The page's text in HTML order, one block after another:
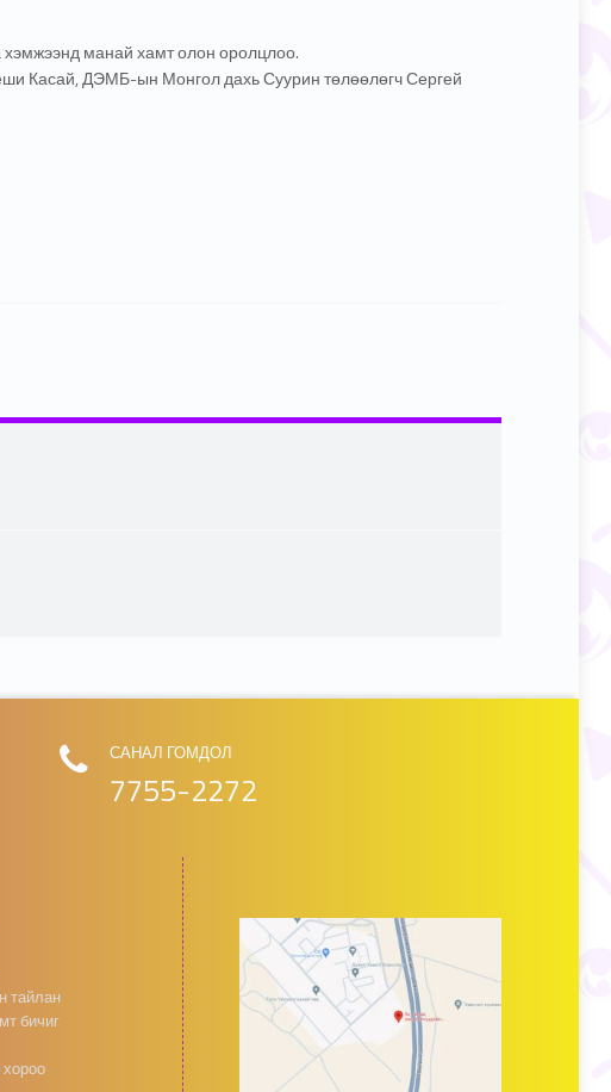
хэмжээнд манай хамт олон оролцлоо.
Касай, ДЭМБ-ын Монгол дахь Суурин төлөөлөгч Сергей
САНАЛ ГОМДОЛ
7755-2272
тайлан
бичиг